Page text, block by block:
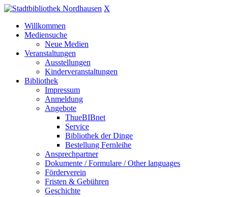
X
Willkommen
Mediensuche
Neue Medien
Veranstaltungen
Ausstellungen
Kinderveranstaltungen
Bibliothek
Impressum
Anmeldung
Angebote
ThueBIBnet
Service
Bibliothek der Dinge
Bestellung Fernleihe
Ansprechpartner
Dokumente / Formulare / Other languages
Förderverein
Fristen & Gebühren
Geschichte